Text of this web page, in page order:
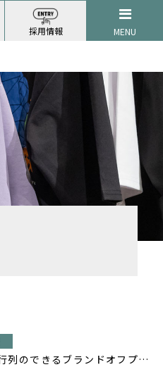
【最大90％OFF‼️和歌山県で行列のできるブランドオフプライス POPUP開催❗️】
採用情報 MENU